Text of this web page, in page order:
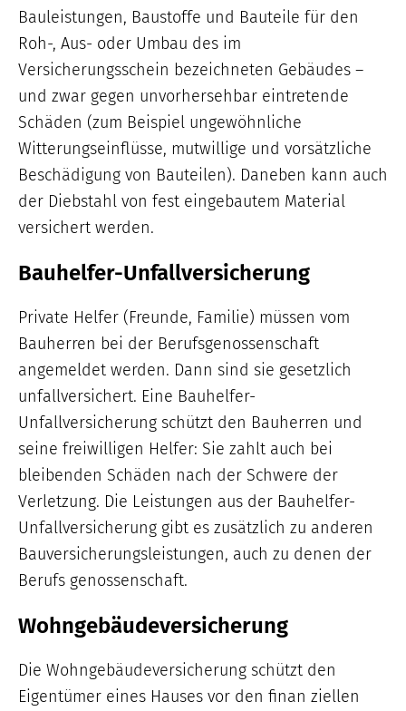
Bauleistungen, Baustoffe und Bauteile für den
Roh-, Aus- oder Umbau des im
Versicherungsschein bezeichneten Gebäudes –
und zwar gegen unvorhersehbar eintretende
Schäden (zum Beispiel ungewöhnliche
Witterungseinflüsse, mutwillige und vorsätzliche
Beschädigung von Bauteilen). Daneben kann auch
der Diebstahl von fest eingebautem Material
versichert werden.
Bauhelfer-Unfallversicherung
Private Helfer (Freunde, Familie) müssen vom
Bauherren bei der Berufsgenossenschaft
angemeldet werden. Dann sind sie gesetzlich
unfallversichert. Eine Bauhelfer-
Unfallversicherung schützt den Bauherren und
seine freiwilligen Helfer: Sie zahlt auch bei
bleibenden Schäden nach der Schwere der
Verletzung. Die Leistungen aus der Bauhelfer-
Unfallversicherung gibt es zusätzlich zu anderen
Bauversicherungsleistungen, auch zu denen der
Berufs genossenschaft.
Wohngebäudeversicherung
Die Wohngebäudeversicherung schützt den
Eigentümer eines Hauses vor den finan ziellen